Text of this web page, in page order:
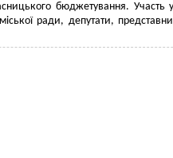
бюджетування. Участь
міської ради, депутати,